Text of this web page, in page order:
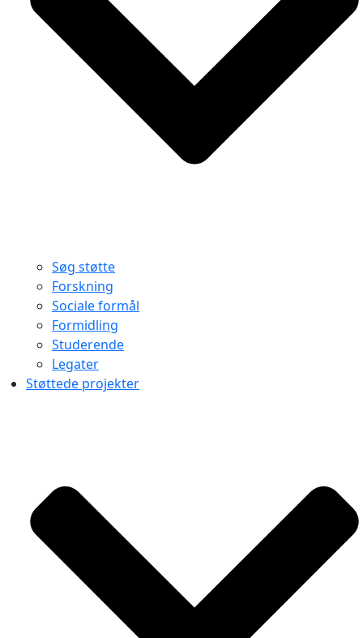
Søg støtte
Forskning
Sociale formål
Formidling
Studerende
Legater
Støttede projekter